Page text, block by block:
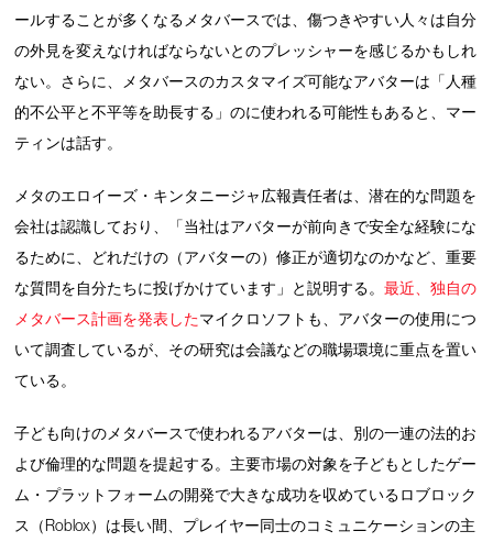
ールすることが多くなるメタバースでは、傷つきやすい人々は自分
の外見を変えなければならないとのプレッシャーを感じるかもしれ
ない。さらに、メタバースのカスタマイズ可能なアバターは「人種
的不公平と不平等を助長する」のに使われる可能性もあると、マー
ティンは話す。
メタのエロイーズ・キンタニージャ広報責任者は、潜在的な問題を
会社は認識しており、「当社はアバターが前向きで安全な経験にな
るために、どれだけの（アバターの）修正が適切なのかなど、重要
な質問を自分たちに投げかけています」と説明する。最近、独自の
メタバース計画を発表したマイクロソフトも、アバターの使用につ
いて調査しているが、その研究は会議などの職場環境に重点を置い
ている。
子ども向けのメタバースで使われるアバターは、別の一連の法的お
よび倫理的な問題を提起する。主要市場の対象を子どもとしたゲー
ム・プラットフォームの開発で大きな成功を収めているロブロック
ス（Roblox）は長い間、プレイヤー同士のコミュニケーションの主